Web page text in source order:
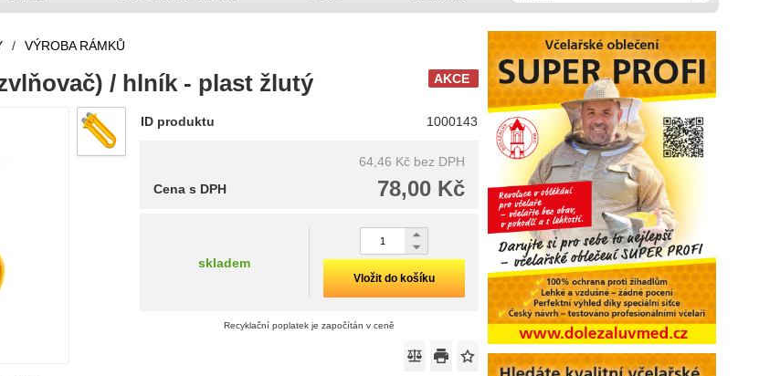
/ VÝROBA RÁMKŮ
AKCE
/ hlník - plast žlutý
ID produktu 1000143
64,46 Kč bez DPH
78,00 Kč
Cena s DPH
skladem
Vložit do košíku
Recyklační poplatek je započítán v ceně